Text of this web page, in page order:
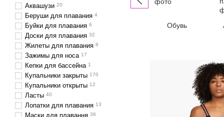
Обувь
Аквашузи 20
Беруши для плавания 4
Буйки для плавания 6
Доски для плавания 32
Жилеты для плавания 8
Зажимы для носа 17
Кепки для бассейна 1
Купальники закрыты 170
Купальники открыты 12
Ласты 40
Лопатки для плавания 13
Маски для плавання 36